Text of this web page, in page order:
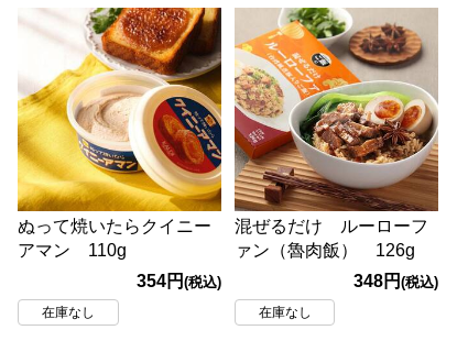
ぬって焼いたらクイニー
アマン 110g
354円(税込)
在庫なし
混ぜるだけ ルーローフ
ァン（魯肉飯） 126g
348円 (税込)
在庫なし